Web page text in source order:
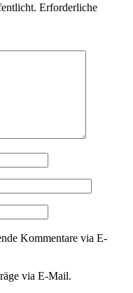
Erforderliche
Kommentare via E-
via E-Mail.